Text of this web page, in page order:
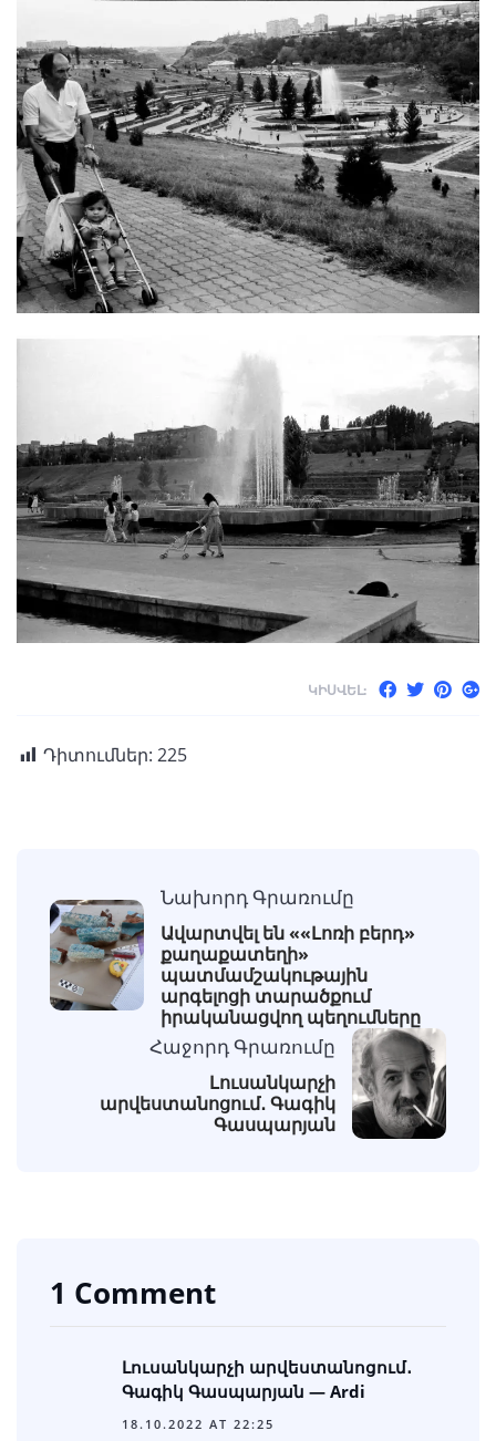
ԿԻՍՎԵԼ:
Դիտումներ: 225
Նախորդ Գրառումը
Ավարտվել են ««Լոռի բերդ»
քաղաքատեղի»
պատմամշակութային
արգելոցի տարածքում
իրականացվող պեղումները
Հաջորդ Գրառումը
Լուսանկարչի
արվեստանոցում․ Գագիկ
Գասպարյան
1 Comment
Լուսանկարչի արվեստանոցում․
Գագիկ Գասպարյան — Ardi
18.10.2022 AT 22:25